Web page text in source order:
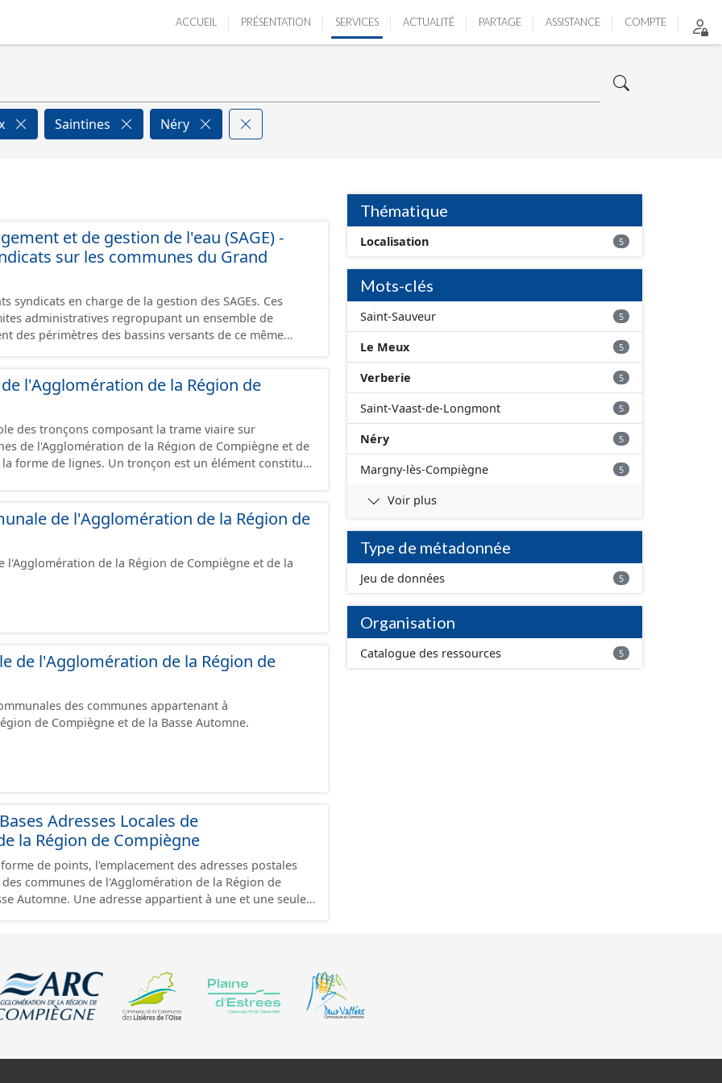
ACCUEIL PRÉSENTATION SERVICES ACTUALITÉ PARTAGE ASSISTANCE COMPTE
Saintines Néry
et de gestion de l'eau (SAGE) -
sur les communes du Grand
syndicats en charge de la gestion des SAGEs. Ces
administratives regropupant un ensemble de
des périmètres des bassins versants de ce même
ce jeu de données.
l'Agglomération de la Région de
des tronçons composant la trame viaire sur
de l'Agglomération de la Région de Compiègne et de
tronçon est un élément constitutif
de voies sont topologiques
correspondent à des intersections ou des
d'un chevauchement (cf paragraphe suivant). Les
chevauchement grâce à l'attribut « Franchissement ».
d’un tronçon routier ou ferré) : les
du mode de circulation (automobile ou modes doux) ;
(nombre de voies, ...) ; - un changement de
; - un changement de commune ; - une
situé au même niveau. L'ensemble des modes
chemin, piste cyclables, ...) ainsi que les modes doux
de l'Agglomération de la Région de
l'Agglomération de la Région de Compiègne et de la
de l'Agglomération de la Région de
des communes appartenant à
de Compiègne et de la Basse Automne.
Adresses Locales de
la Région de Compiègne
de points, l'emplacement des adresses postales
communes de l'Agglomération de la Région de
à une et une seule
l’entrée du bâtiment concerné (quand cette
A défaut de connaître l’entrée, l’adresse est placée sur
et positionnée en cohérence avec les adresses
Thématique
Localisation 5
Mots-clés
Saint-Sauveur 5
Le Meux 5
Verberie 5
Saint-Vaast-de-Longmont 5
Néry 5
Margny-lès-Compiègne 5
Voir plus
Type de métadonnée
Jeu de données 5
Organisation
Catalogue des ressources 5